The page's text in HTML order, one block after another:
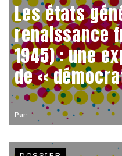
Par
Les états
renaissance
1945) : une
de «